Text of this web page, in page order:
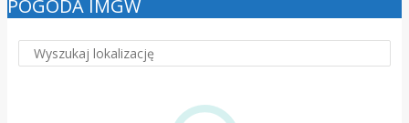
POGODA IMGW